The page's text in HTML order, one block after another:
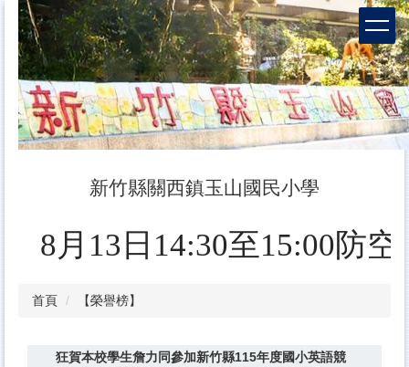
跳
到
主
要
內
容
區
新竹縣關西鎮玉山國民小學
8月13日14:30至
首頁 【榮譽榜】
狂賀本校學生詹力同參加新竹縣115年度國小英語競